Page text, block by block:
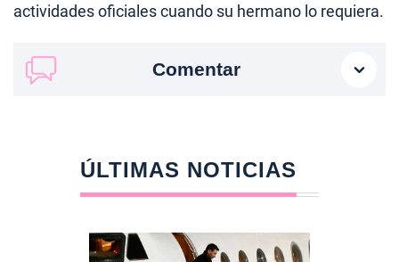
actividades oficiales cuando su hermano lo requiera.
Comentar
ÚLTIMAS NOTICIAS